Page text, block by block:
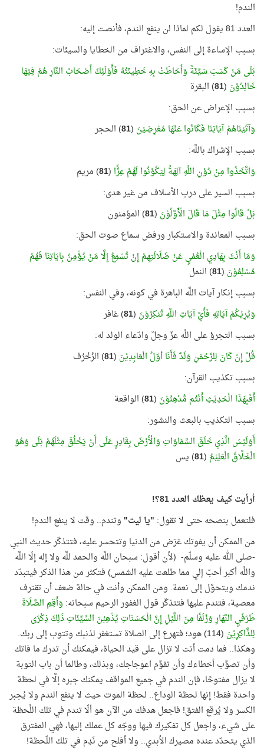
الندم!
العدد 81 يقول لكم لماذا لن ينفع الندم، فأنصت إليه:
بسبب الإساءة إلى النفس، والاغتراف من الخطايا والسيئات:
بَلَى مَنْ كَسَبَ سَيِّئَةً وَأَحَاطَتْ بِهِ خَطِيئَتُهُ فَأُوْلَئِكَ أَصْحَابُ النَّارِ هُمْ فِيْهَا
خَالِدُوْنَ (
81) البقرة
بسبب الإعراض عن الحق:
وَآتَيْنَاهُمْ آيَاتِنَا فَكَانُوا عَنْهَا مُعْرِضِيْنَ (
81) الحجر
بسبب الإشراك باللَّه:
وَاتَّخَذُوا مِنْ دُوْنِ اللَّهِ آلِهَةً لِيَكُوْنُوا لَهُمْ عِزًّا (
81) مريم
بسبب السير على درب الأسلاف من غير هدى:
بَلْ قَالُوا مِثْلَ مَا قَالَ الْأَوَّلُوْنَ (
81) المؤمنون
بسبب المعاندة والاستكبار ورفض سماع صوت الحق:
وَمَا أَنْتَ بِهَادِي الْعُمْيِ عَنْ ضَلَالَتِهِمْ إِنْ تُسْمِعُ إِلَّا مَنْ يُؤْمِنُ بِآيَاتِنَا فَهُمْ
مُسْلِمُوْنَ (
81) النمل
بسبب إنكار آيات اللَّه الباهرة في كونه، وفي النفس:
وَيُرِيْكُمْ آيَاتِهِ فَأَيَّ آيَاتِ اللَّهِ تُنكِرُوْنَ (
81) غافر
بسبب التجرؤ على اللَّه عزّ وجلّ وادّعاء الولد له:
قُلْ إِنْ كَانَ لِلرَّحْمَنِ وَلَدٌ فَأَنَا أوّلُ الْعَابِدِيْنَ (
81) الزُخْرُف
بسبب تكذيب القرآن:
أَفَبِهَذَا الْحَدِيْثِ أَنْتُم مُّدْهِنُوْنَ (
81) الواقعة
بسبب التكذيب بالبعث والنشور:
أَوَلَيْسَ الَّذِي خَلَقَ السَّمَاوَاتِ وَالْأَرْضَ بِقَادِرٍ عَلَى أَنْ يَخْلُقَ مِثْلَهُمْ بَلَى وَهُوَ
الْخَلَّاقُ الْعَلِيْمُ (
81) يس
أرأيت كيف يعظك العدد 81؟!
فلتعمل بنصحه حتى لا تقول: "يا ليت" وتندم.. وقت لا ينفع الندم!
من الممكن أن يفوتك عَرَض من الدنيا وتتحسر عليه، فتتذكّر حديث النبي
-صلى الله عليه وسلّم- (لأن أقول: سبحان اللَّه والحمد للَّه ولا إله إلّا اللَّه
واللَّه أكبر أحبّ إلي مما طلعت عليه الشمس) فتكثر من هذا الذكر فيتبدّد
ندمك ويتحوَّل إلى نعمة. ومن الممكن وأنت في حالة ضعف أن تقترف
معصية، فتندم عليها فتتذكّر قول الغفور الرحيم سبحانه: وَأَقِمِ الصَّلَاةَ
طَرَفَيِ النَّهَارِ وَزُلَفًا مِنَ اللَّيْلِ إِنَّ الْحَسَنَاتِ يُذْهِبْنَ السَّيِّئَاتِ ذَلِكَ ذِكْرَى
لِلذَّاكِرِيْنَ
(114) هود؛ فتهرع إلى الصلاة تستغفر لذنبك وتتوب إلى ربك.
وهكذا.. فما دمت أنت لا تزال على قيد الحياة، فيمكنك أن تدرك ما فاتك
وأن تصوِّب أخطاءك وأن تقوِّم اعوجاجك، وبذلك، وطالما أن باب التوبة
لا يزال مفتوحًا، فإن الندم في جميع المواقف يمكنك جبره إلَّا في لحظة
واحدة فقط! إنها لحظة الوداع.. لحظة الموت حيث لا ينفع الندم ولا يُجبر
الكسر ولا يُرقع الفتق! فاجعل هدفك من الآن هو ألّا تندم في تلك اللَّحظة
على شيء، واجعل كل تفكيرك فيها ووجّه كل عملك إليها، فهي المفترق
الذي يتحدّد عنده مصيرك الأبدي.. ولا أفلح من نَدِم في تلك اللّحظة!